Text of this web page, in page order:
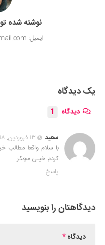
نوشته شده
ایمیل: majdi.mahta@gmail.com
یک دیدگاه
دیدگاه 1
سعید
۱۳ فروردین, ۱۳۹۸ در ۱۱:۵۵ ب٫ظ
با سلام واقعا مطالب
کردم خیلی مچکر
پاسخ
دیدگاهتان را بنویسید
دیدگاه*